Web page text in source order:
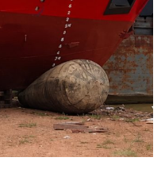
dengan
Rubber